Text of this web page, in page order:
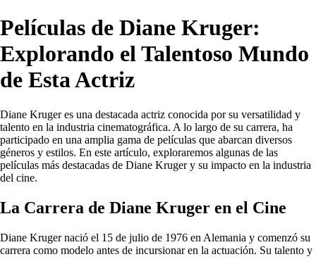
Películas de Diane Kruger:
Explorando el Talentoso Mundo
de Esta Actriz
Diane Kruger es una destacada actriz conocida por su versatilidad y
talento en la industria cinematográfica. A lo largo de su carrera, ha
participado en una amplia gama de películas que abarcan diversos
géneros y estilos. En este artículo, exploraremos algunas de las
películas más destacadas de Diane Kruger y su impacto en la industria
del cine.
La Carrera de Diane Kruger en el Cine
Diane Kruger nació el 15 de julio de 1976 en Alemania y comenzó su
carrera como modelo antes de incursionar en la actuación. Su talento y